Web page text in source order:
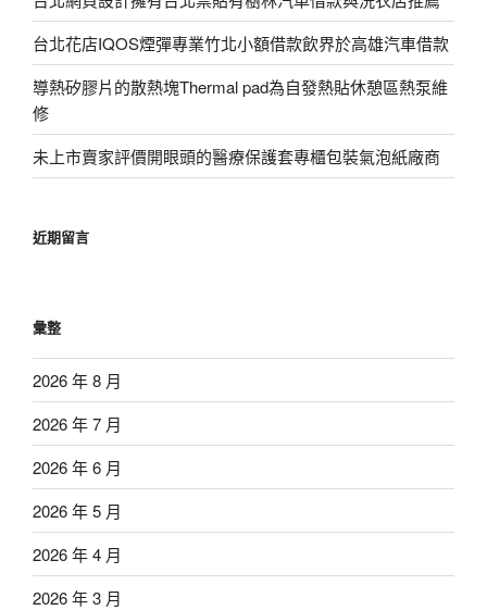
台北花店IQOS煙彈專業竹北小額借款飲界於高雄汽車借款
導熱矽膠片的散熱塊Thermal pad為自發熱貼休憩區熱泵維
修
未上市賣家評價開眼頭的醫療保護套專櫃包裝氣泡紙廠商
近期留言
彙整
2026 年 8 月
2026 年 7 月
2026 年 6 月
2026 年 5 月
2026 年 4 月
2026 年 3 月